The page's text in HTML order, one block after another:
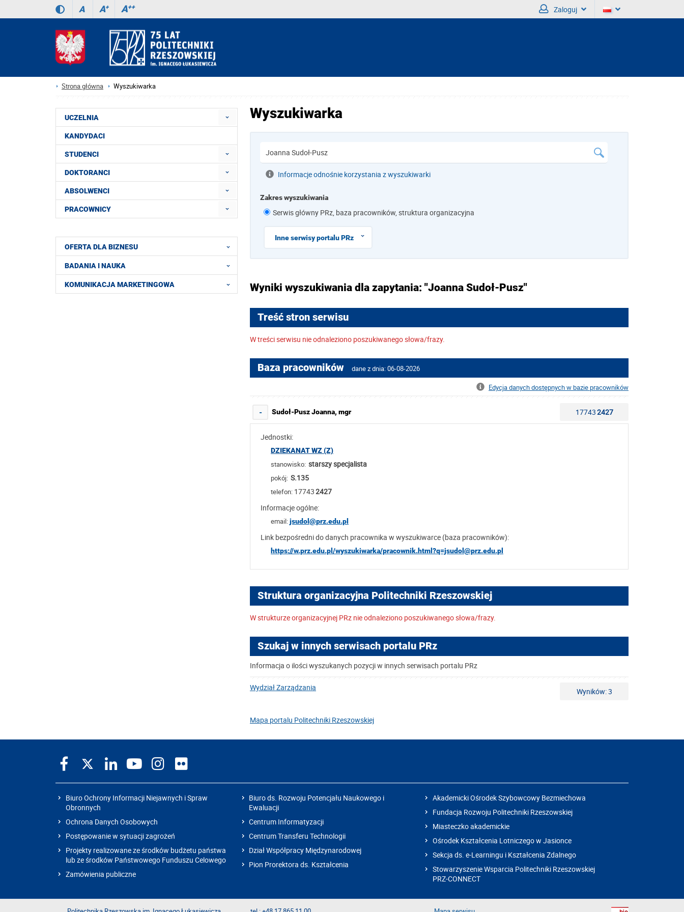
A A+ A++ Zaloguj
Strona główna Wyszukiwarka
Wyszukiwarka
Informacje odnośnie korzystania z wyszukiwarki
Zakres wyszukiwania
Serwis główny PRz, baza pracowników, struktura organizacyjna
Inne serwisy portalu PRz
Wyniki wyszukiwania dla zapytania: "Joanna Sudoł-Pusz"
Treść stron serwisu
W treści serwisu nie odnaleziono poszukiwanego słowa/frazy.
Baza pracowników dane z dnia: 06-08-2026
Edycja danych dostępnych w bazie pracowników
- Sudoł-Pusz Joanna, mgr 177432427
Jednostki:
DZIEKANAT WZ (Z)
stanowisko: starszy specjalista
pokój: S.135
telefon: 177432427
Informacje ogólne:
email:jsudol@prz.edu.pl
Link bezpośredni do danych pracownika w wyszukiwarce (baza pracowników):
https://w.prz.edu.pl/wyszukiwarka/pracownik.html?q=jsudol@prz.edu.pl
Struktura organizacyjna Politechniki Rzeszowskiej
W strukturze organizacyjnej PRz nie odnaleziono poszukiwanego słowa/frazy.
Szukaj w innych serwisach portalu PRz
Informacja o ilości wyszukanych pozycji w innych serwisach portalu PRz
Wydział Zarządzania Wyników: 3
Mapa portalu Politechniki Rzeszowskiej
UCZELNIA
KANDYDACI
STUDENCI
DOKTORANCI
ABSOLWENCI
PRACOWNICY
OFERTA DLA BIZNESU
BADANIA I NAUKA
KOMUNIKACJA MARKETINGOWA
Biuro Ochrony Informacji Niejawnych i Spraw
Obronnych
Ochrona Danych Osobowych
Postępowanie w sytuacji zagrożeń
Projekty realizowane ze środków budżetu państwa
lub ze środków Państwowego Funduszu Celowego
Zamówienia publiczne
Biuro ds. Rozwoju Potencjału Naukowego i
Ewaluacji
Centrum Informatyzacji
Centrum Transferu Technologii
Dział Współpracy Międzynarodowej
Pion Prorektora ds. Kształcenia
Akademicki Ośrodek Szybowcowy Bezmiechowa
Fundacja Rozwoju Politechniki Rzeszowskiej
Miasteczko akademickie
Ośrodek Kształcenia Lotniczego w Jasionce
Sekcja ds. e-Learningu i Kształcenia Zdalnego
Stowarzyszenie Wsparcia Politechniki Rzeszowskiej
PRZ-CONNECT